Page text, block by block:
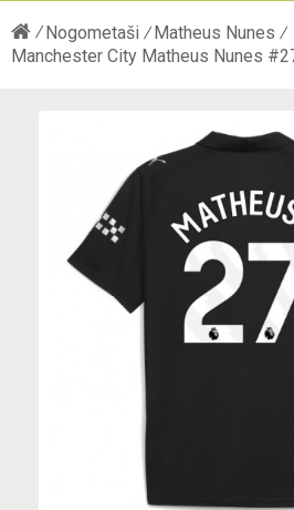
Nogometaši
Matheus Nunes
Manchester City Matheus Nunes